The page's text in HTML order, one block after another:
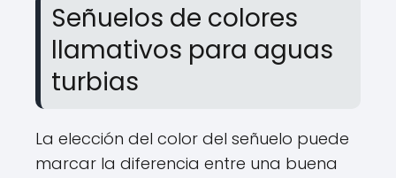
Señuelos de colores
llamativos para aguas
turbias
La elección del color del señuelo puede
marcar la diferencia entre una buena